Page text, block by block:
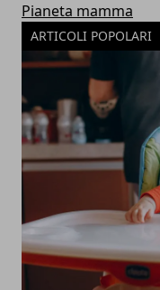
Pianeta mamma
ARTICOLI POPOLARI